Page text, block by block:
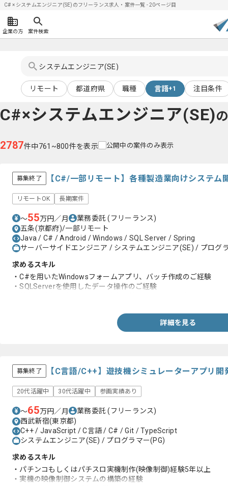
C# × システムエンジニア(SE)のフリーランス求人・案件一覧 - 20ページ目
企業の方 案件検索
リモート 都道府県 職種 言語+1 注目条件
C#×システムエンジニア(SE)
2787件中761~800件を表示 公開中の案件のみ表示
募集終了 【C#/一部リモート】各種製造業向けシステム
リモートOK 長期案件
〜55万円／月 業務委託(フリーランス)
五条(京都府)/一部リモート
Java / C# / Android / Windows / SQL Server / Spring
サーバーサイドエンジニア / システムエンジニア(SE) / プログ
求めるスキル
・C#を用いたWindowsフォームアプリ、バッチ作成のご経験
・SQLServerを使用したデータ操作のご経験
詳細を見る
募集終了 【C言語/C++】遊技機シミュレーターアプリ
20代活躍中 30代活躍中 参画実績あり
〜65万円／月 業務委託(フリーランス)
西武新宿(東京都)
C++ / JavaScript / C言語 / C# / Git / TypeScript
システムエンジニア(SE) / プログラマー(PG)
求めるスキル
・パチンコもしくはパチスロ実機制作(映像制御)経験5年以上
・実機の映像制御システムの構築の経験